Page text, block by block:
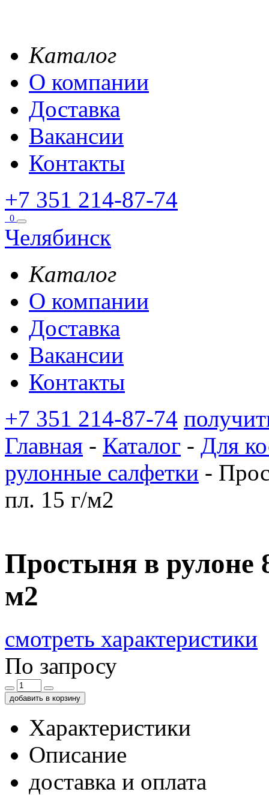
Каталог
О компании
Доставка
Вакансии
Контакты
+7 351 214-87-74
0
Челябинск
Каталог
О компании
Доставка
Вакансии
Контакты
+7 351 214-87-74
Главная - Каталог - Для
рулонные салфетки -
пл. 15 г/м2
Простыня в рулоне
м2
смотреть характеристики
По запросу
добавить в корзину
Характеристики
Описание
доставка и оплата